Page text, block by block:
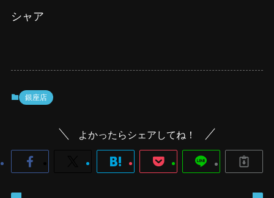
シャア
銀座店
よかったらシェアしてね！